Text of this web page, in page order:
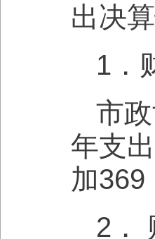
出决
1．
市
年支
加369
2．